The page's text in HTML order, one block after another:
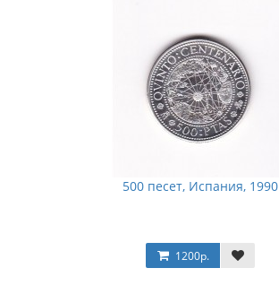
500 песет, Испания, 1990
1200р.